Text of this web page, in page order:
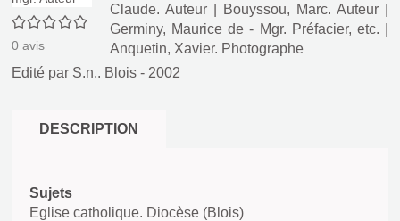
0/5
0 avis
Claude. Auteur
Bouyssou, Marc. Auteur
Germiny, Maurice de - Mgr. Préfacier, etc.
Anquetin, Xavier. Photographe
Edité par S.n.. Blois - 2002
DESCRIPTION
Sujets
Eglise catholique. Diocèse (Blois)